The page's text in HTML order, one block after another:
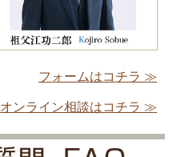
フォームはコチラ ≫
オンライン相談はコチラ ≫